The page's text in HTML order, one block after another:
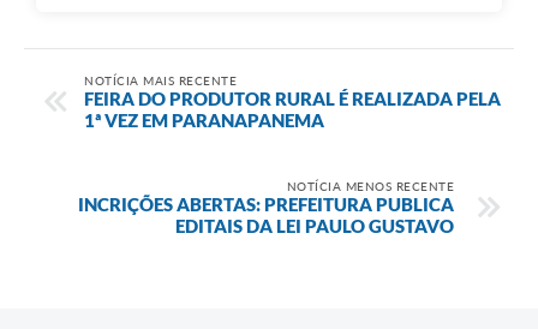
NOTÍCIA MAIS RECENTE
FEIRA DO PRODUTOR RURAL É REALIZADA PELA
1ª VEZ EM PARANAPANEMA
NOTÍCIA MENOS RECENTE
INCRIÇÕES ABERTAS: PREFEITURA PUBLICA
EDITAIS DA LEI PAULO GUSTAVO